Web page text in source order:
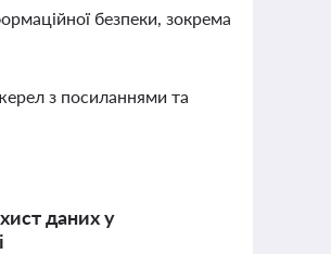
безпеки, зокрема
з посиланнями та
даних у